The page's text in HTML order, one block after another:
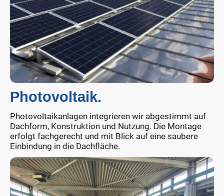
Photovoltaik.
Photovoltaikanlagen integrieren wir abgestimmt auf
Dachform, Konstruktion und Nutzung. Die Montage
erfolgt fachgerecht und mit Blick auf eine saubere
Einbindung in die Dachfläche.